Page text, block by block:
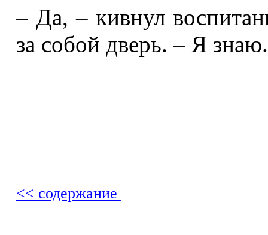
– Да, – кивнул
за собой дверь. – Я
<< содержание